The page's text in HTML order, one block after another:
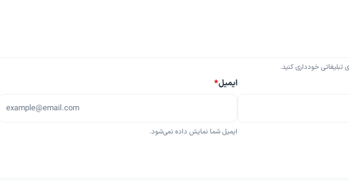
خودداری کنید.
ایمیل*
ایمیل شما نمایش داده نمی‌شود.